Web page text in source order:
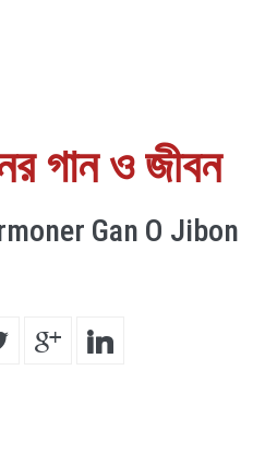
গান ও জীবন
Gan O Jibon